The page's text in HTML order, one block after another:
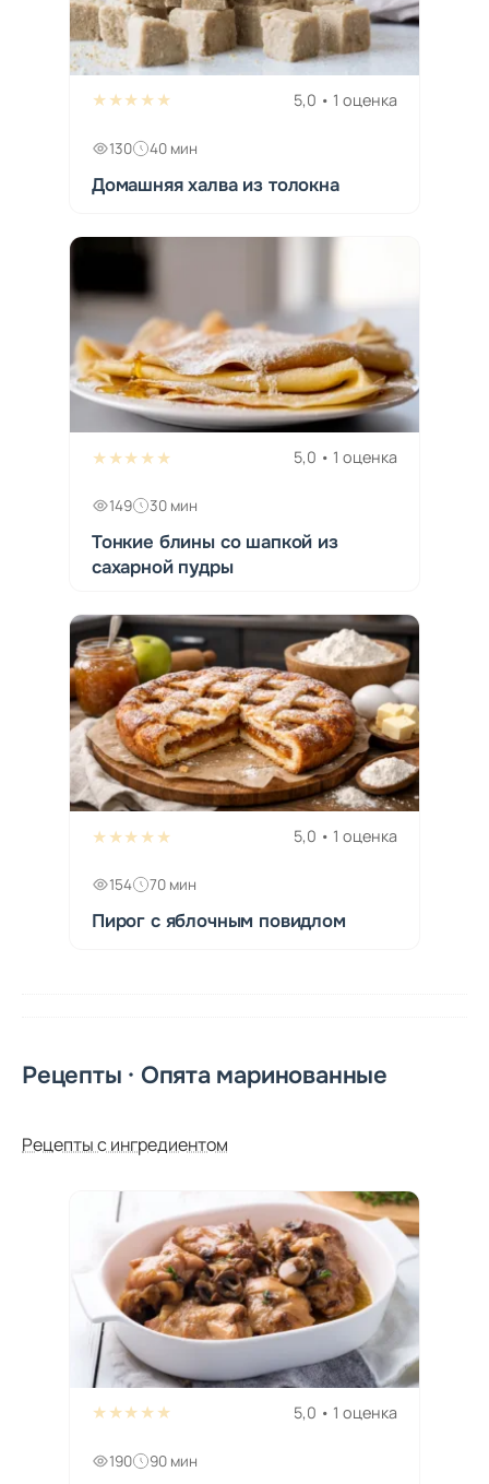
★★★★★ 5,0 • 1 оценка
130 40 мин
Домашняя халва из толокна
★★★★★ 5,0 • 1 оценка
149 30 мин
Тонкие блины со шапкой из
сахарной пудры
★★★★★ 5,0 • 1 оценка
154 70 мин
Пирог с яблочным повидлом
Рецепты · Опята маринованные
Рецепты с ингредиентом
★★★★★ 5,0 • 1 оценка
190 90 мин